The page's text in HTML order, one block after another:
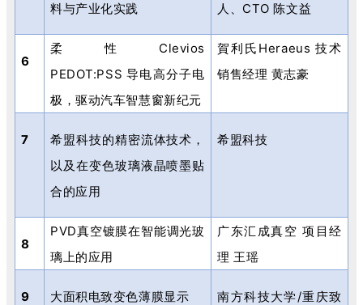
料与产业化实践
人、 CTO陈文益
6
柔性 Clevios
PEDOT:PSS导电高分子电
极，驱动汽车智慧窗新纪元
賀利氏 Heraeus技术
销售经理 黄志豪
7
希盟科技的精密流体技术，
以及在变色玻璃液晶喷墨贴
合的应用
希盟科技
8
PVD真空镀膜在智能调光玻
璃上的应用
广东汇成真空 项目经
理 王瑶
9 大面积电致变色薄膜显示 南方科技大学/重庆致